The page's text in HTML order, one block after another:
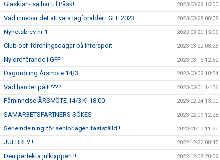
Glasklart- så här till Påsk! 2023-03-29 15:00
Vad innebär det att vara lagförälder i GFF 2023 2023-03-28 08:08
Nyhetsbrev nr 1 2023-03-26 15:00
Club och föreningsdagar på Intersport 2023-03-22 08:25
Ny ordförande i GFF 2023-03-15 12:52
Dagordning Årsmöte 14/3 2023-03-09 10:54
Vad händer på IP??? 2023-03-01 14:36
Påminnelse ÅRSMÖTE 14/3 Kl 18:00 2023-02-24 13:00
SAMARBETSPARTNERS SÖKES 2023-02-09 12:28
Serieindelning för seniorlagen fastställd ! 2023-01-13 11:27
JULBREV ! 2022-12-22 08:47
Den perfekta julklappen !! 2022-12-08 20:09